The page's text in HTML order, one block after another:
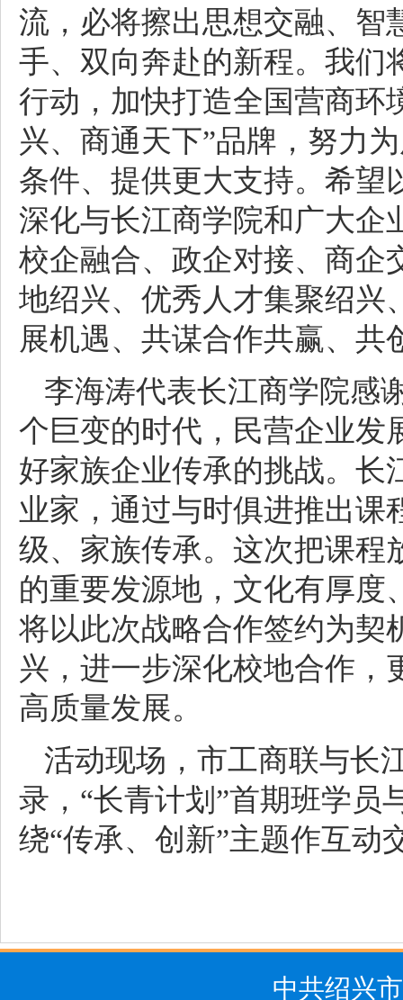
流，必将擦出思想交融、智
手、双向奔赴的新程。我们
行动，加快打造全国营商环
兴、商通天下”品牌，努力
条件、提供更大支持。希望
深化与长江商学院和广大企
校企融合、政企对接、商企
地绍兴、优秀人才集聚绍兴
展机遇、共谋合作共赢、共
李海涛代表长江商学院感
个巨变的时代，民营企业发
好家族企业传承的挑战。长
业家，通过与时俱进推出课
级、家族传承。这次把课程
的重要发源地，文化有厚度
将以此次战略合作签约为契
兴，进一步深化校地合作，
高质量发展。
活动现场，市工商联与长
录，“长青计划”首期班学员
绕“传承、创新”主题作互动
中共绍兴